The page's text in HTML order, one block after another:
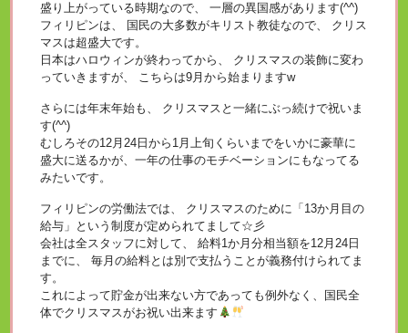
盛り上がっている時期なので、 一層の異国感があります(^^)
フィリピンは、 国民の大多数がキリスト教徒なので、 クリス
マスは超盛大です。
日本はハロウィンが終わってから、 クリスマスの装飾に変わ
っていきますが、 こちらは9月から始まりますw
さらには年末年始も、 クリスマスと一緒にぶっ続けで祝いま
す(^^)
むしろその12月24日から1月上旬くらいまでをいかに豪華に
盛大に送るかが、一年の仕事のモチベーションにもなってる
みたいです。
フィリピンの労働法では、 クリスマスのために「13か月目の
給与」という制度が定められてまして☆彡
会社は全スタッフに対して、 給料1か月分相当額を12月24日
までに、 毎月の給料とは別で支払うことが義務付けられてま
す。
これによって貯金が出来ない方であっても例外なく、国民全
体でクリスマスがお祝い出来ます